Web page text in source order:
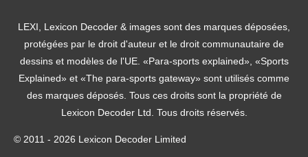
LEXI, Lexicon Decoder & images sont des marques déposées,
protégées par le droit d'auteur et le droit communautaire de
dessins et modèles de l'UE. «Para-sports explained», «Sports
Explained» et «The para-sports gateway» sont utilisés comme
des marques déposés. Tous ces droits sont la propriété de
Lexicon Decoder Ltd. Tous droits réservés.
© 2011 - 2026 Lexicon Decoder Limited